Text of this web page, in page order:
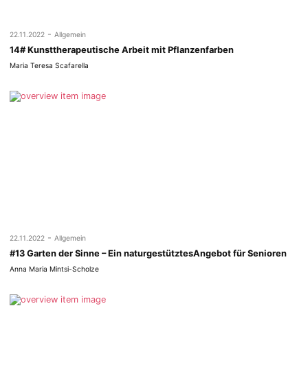
22.11.2022 - Allgemein
14# Kunsttherapeutische Arbeit mit Pflanzenfarben
Maria Teresa Scafarella
22.11.2022 - Allgemein
#13 Garten der Sinne – Ein naturgestütztesAngebot für Senioren
Anna Maria Mintsi-Scholze